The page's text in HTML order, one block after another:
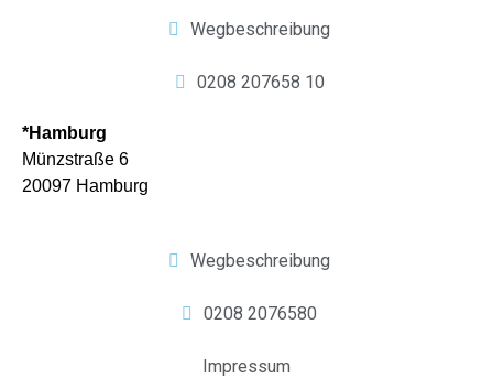
Wegbeschreibung
0208 207658 10
*Hamburg
Münzstraße 6
20097 Hamburg
Wegbeschreibung
0208 2076580
Impressum